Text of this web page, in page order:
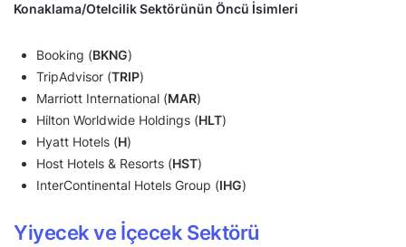
Konaklama/Otelcilik Sektörünün Öncü İsimleri
Booking (BKNG)
TripAdvisor (TRIP)
Marriott International (MAR)
Hilton Worldwide Holdings (HLT)
Hyatt Hotels (H)
Host Hotels & Resorts (HST)
InterContinental Hotels Group (IHG)
Yiyecek ve İçecek Sektörü